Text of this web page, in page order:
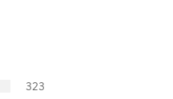
323